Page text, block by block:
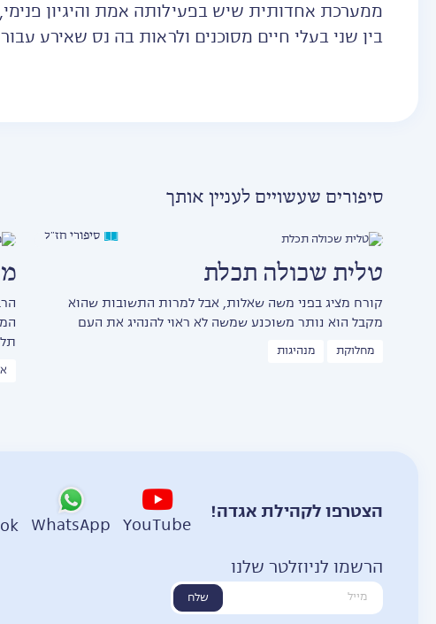
ממערכת אחדותית שיש בפעילותה אמת והיגיון
בין שני בעלי חיים מסוכנים ולראות בה נס שאירע
סיפורים שעשויים לעניין אותך
סיפורי חז״ל
טלית שכולה תכלת
קורח מציג בפני משה שאלות, אבל למרות התשובות שהוא
מקבל הוא נותר משוכנע שמשה לא ראוי להנהיג את העם
מחלוקת מנהיגות
הצטרפו לקהילת אגדה!
YouTube
WhatsApp
הרשמו לניוזלטר שלנו
שלח